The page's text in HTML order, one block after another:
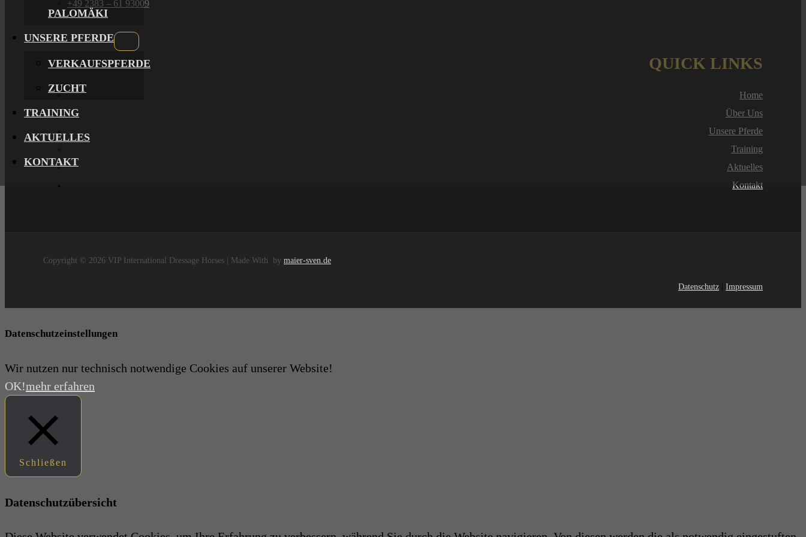
PALOMÄKI
UNSERE PFERDE
VERKAUFSPFERDE
ZUCHT
TRAINING
AKTUELLES
KONTAKT
+49 2383 – 61 93009
QUICK LINKS
Home
Über Uns
Unsere Pferde
Training
Aktuelles
Kontakt
Copyright © 2026 VIP International Dressage Horses | Made With by maier-sven.de
Datenschutz Impressum
Datenschutzeinstellungen
Wir nutzen nur technisch notwendige Cookies auf unserer Website!
OK!mehr erfahren
Schließen
Datenschutzübersicht